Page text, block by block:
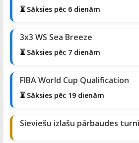
⏳ Sāksies pēc 6 dienām
3x3 WS Sea Breeze
⏳ Sāksies pēc 7 dienām
FIBA World Cup Qualification
⏳ Sāksies pēc 19 dienām
Sieviešu izlašu pārbaudes